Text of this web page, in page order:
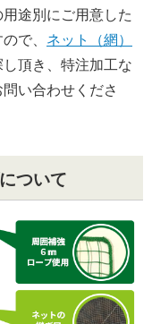
途別にご用意した
で、 ネット（網）
頂き、特注加工な
い合わせくださ
ついて